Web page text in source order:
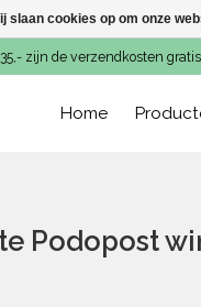
zijn de verzendkosten
Home
Podopost
slaan cookies op om onze